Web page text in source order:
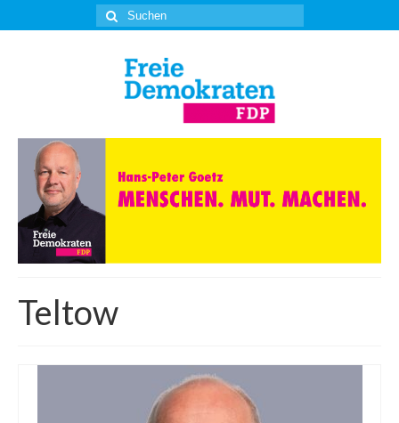
Suche
nach:
Teltow